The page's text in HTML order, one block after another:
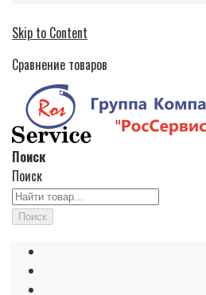
Skip to Content
Сравнение товаров
Поиск
Поиск
Поиск